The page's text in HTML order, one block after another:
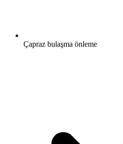
Çapraz bulaşma önleme